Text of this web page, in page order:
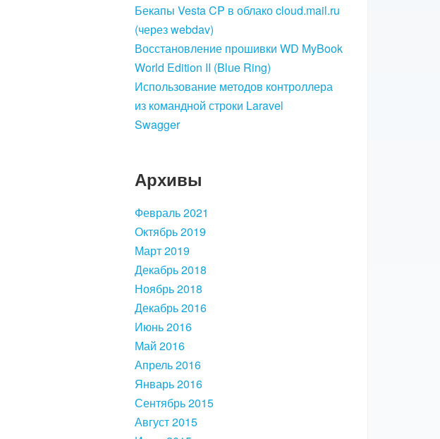
Бекапы Vesta CP в облако cloud.mail.ru
(через webdav)
Восстановление прошивки WD MyBook
World Edition II (Blue Ring)
Использование методов контроллера
из командной строки Laravel
Swagger
Архивы
Февраль 2021
Октябрь 2019
Март 2019
Декабрь 2018
Ноябрь 2018
Декабрь 2016
Июнь 2016
Май 2016
Апрель 2016
Январь 2016
Сентябрь 2015
Август 2015